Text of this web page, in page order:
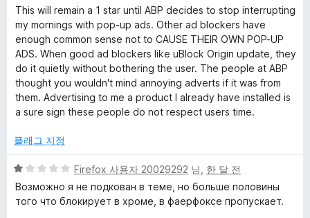
에
5
점
점
만
점
에
1
점
This will remain a 1 star until ABP decides to stop interrupting
my mornings with pop-up ads. Other ad blockers have
enough common sense not to CAUSE THEIR OWN POP-UP
ADS. When good ad blockers like uBlock Origin update, they
do it quietly without bothering the user. The people at ABP
thought you wouldn't mind annoying adverts if it was from
them. Advertising to me a product I already have installed is
a sure sign these people do not respect users time.
플래그 지정
5
점
만
Firefox 사용자 20029292 님, 한 달 전
Возможно я не подкован в теме, но больше половины
того что блокирует в хроме, в фаерфоксе пропускает.